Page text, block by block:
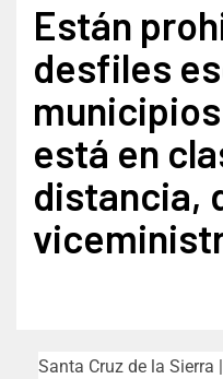
Están
desfiles
está en
distancia,
Santa Cruz de la Sierra